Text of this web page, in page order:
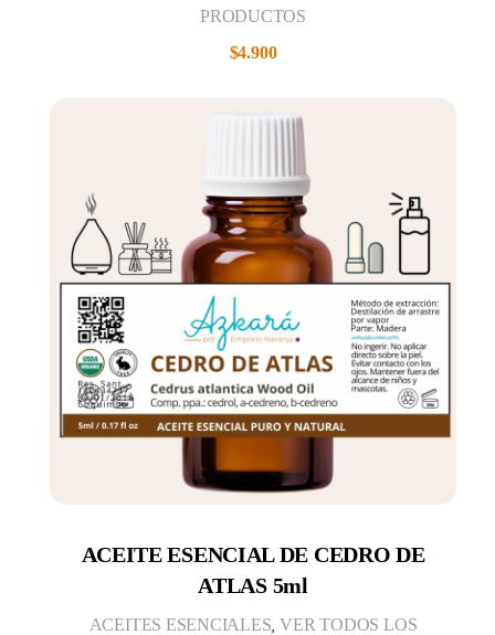
$4.900
PRODUCTOS
ACEITE ESENCIAL DE CEDRO DE
ATLAS 5ml
ACEITES ESENCIALES ,VER TODOS LOS